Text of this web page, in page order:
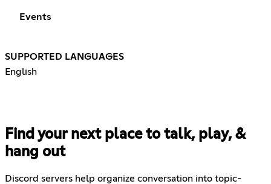
Events
SUPPORTED LANGUAGES
English
Find your next place to talk, play, &
hang out
Discord servers help organize conversation into topic-